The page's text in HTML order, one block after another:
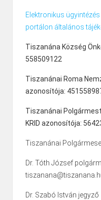
Elektronikus
portálon általános
Tiszanána Község
558509122
Tiszanánai Roma
azonosítója:
Tiszanánai
KRID azonosítója:
Tiszanánai
Dr. Tóth József
Dr. Szabó István jegyző